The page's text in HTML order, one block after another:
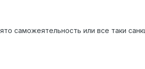
саможеятельность или все таки